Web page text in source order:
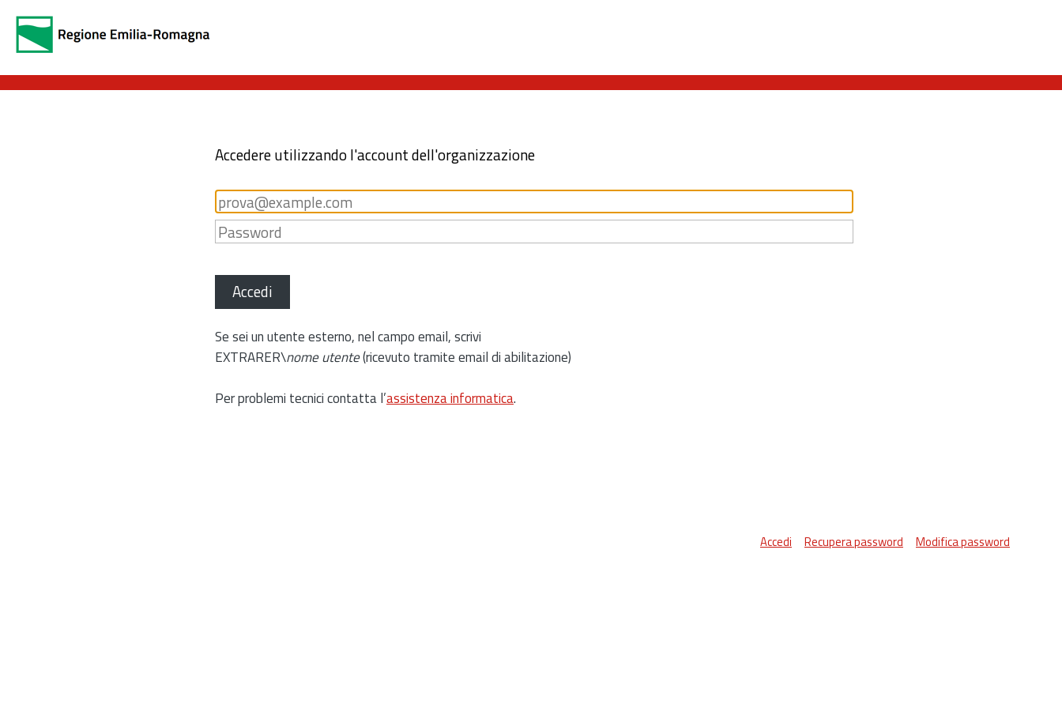
Accedere utilizzando l'account dell'organizzazione
Accedi
Se sei un utente esterno, nel campo email, scrivi
EXTRARER\nome utente(ricevuto tramite email di abilitazione)
Per problemi tecnici contatta l’assistenza informatica.
Accedi Recupera password Modifica password